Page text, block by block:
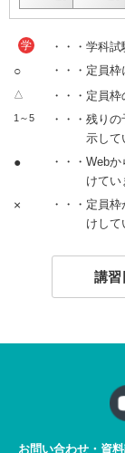
学 ・・・学科試
○ ・・・定員枠
△ ・・・定員
1～5
・・・残り
示して
●
・・・Web
けてい
×
・・・定員
けして
講習
お問い合わせ・資